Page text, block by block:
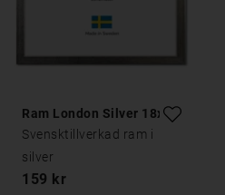
Ram London Silver 18x18
Svensktillverkad ram i
silver
159 kr